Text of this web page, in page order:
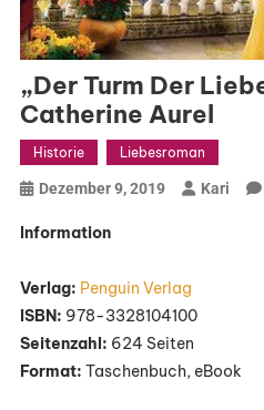
„Der Turm Der
Catherine Aurel
Historie Liebesroman
Dezember 9, 2019 Kari
Information
Verlag: Penguin Verlag
ISBN: 978-3328104100
Seitenzahl: 624 Seiten
Format: Taschenbuch, eBook